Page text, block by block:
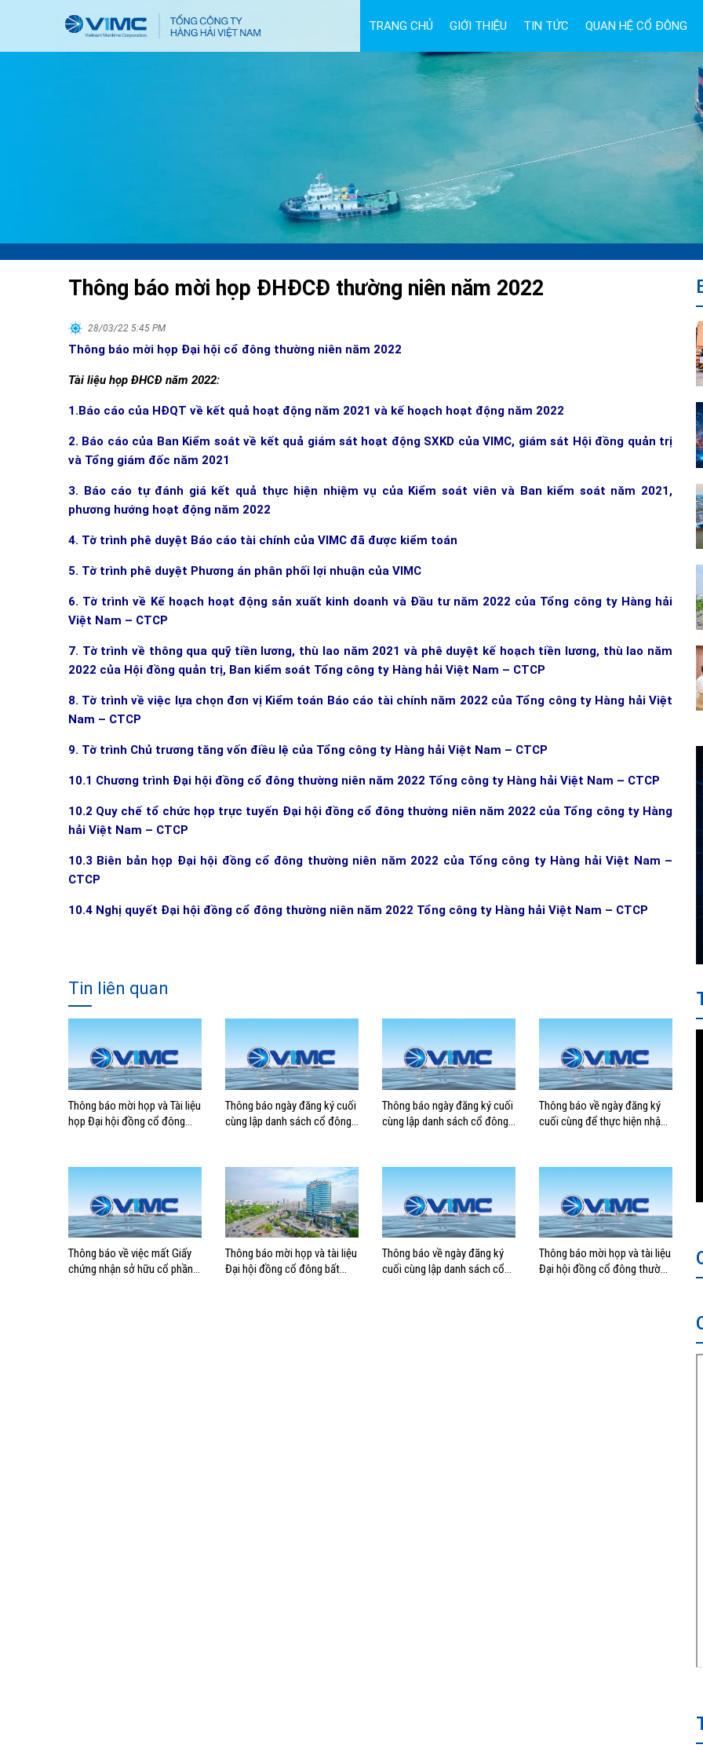
TRANG CHỦ GIỚI THIỆU TIN TỨC QUAN HỆ CỔ ĐÔNG
Thông báo mời họp ĐHĐCĐ thường niên năm 2022
28/03/22 5:45 PM
Thông báo mời họp Đại hội cổ đông thường niên năm 2022
Tài liệu họp ĐHCĐ năm 2022:
1.Báo cáo của HĐQT về kết quả hoạt động năm 2021 và kế hoạch hoạt động năm 2022
2. Báo cáo của Ban Kiểm soát về kết quả giám sát hoạt động SXKD của VIMC, giám sát Hội đồng quản trị
và Tổng giám đốc năm 2021
3. Báo cáo tự đánh giá kết quả thực hiện nhiệm vụ của Kiểm soát viên và Ban kiểm soát năm 2021,
phương hướng hoạt động năm 2022
4. Tờ trình phê duyệt Báo cáo tài chính của VIMC đã được kiểm toán
5. Tờ trình phê duyệt Phương án phân phối lợi nhuận của VIMC
6. Tờ trình về Kế hoạch hoạt động sản xuất kinh doanh và Đầu tư năm 2022 của Tổng công ty Hàng hải
Việt Nam – CTCP
7. Tờ trình về thông qua quỹ tiền lương, thù lao năm 2021 và phê duyệt kế hoạch tiền lương, thù lao năm
2022 của Hội đồng quản trị, Ban kiểm soát Tổng công ty Hàng hải Việt Nam – CTCP
8. Tờ trình về việc lựa chọn đơn vị Kiểm toán Báo cáo tài chính năm 2022 của Tổng công ty Hàng hải Việt
Nam – CTCP
9. Tờ trình Chủ trương tăng vốn điều lệ của Tổng công ty Hàng hải Việt Nam – CTCP
10.1 Chương trình Đại hội đồng cổ đông thường niên năm 2022 Tổng công ty Hàng hải Việt Nam – CTCP
10.2 Quy chế tổ chức họp trực tuyến Đại hội đồng cổ đông thường niên năm 2022 của Tổng công ty Hàng
hải Việt Nam – CTCP
10.3 Biên bản họp Đại hội đồng cổ đông thường niên năm 2022 của Tổng công ty Hàng hải Việt Nam –
CTCP
10.4 Nghị quyết Đại hội đồng cổ đông thường niên năm 2022 Tổng công ty Hàng hải Việt Nam – CTCP
Tin liên quan
Thông báo mời họp và Tài liệu
họp Đại hội đồng cổ đông
Thông báo ngày đăng ký cuối
cùng lập danh sách cổ đông
Thông báo ngày đăng ký cuối
cùng lập danh sách cổ đông
Thông báo về ngày đăng ký
cuối cùng để thực hiện nhận
Thông báo về việc mất Giấy
chứng nhận sở hữu cổ phần
Thông báo mời họp và tài liệu
Đại hội đồng cổ đông bất
Thông báo về ngày đăng ký
cuối cùng lập danh sách cổ
Thông báo mời họp và tài liệu
Đại hội đồng cổ đông thường